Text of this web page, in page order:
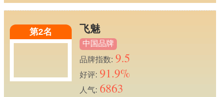
第2名 飞魅
中国品牌
品牌指数: 9.5
好评: 91.9%
人气: 6863